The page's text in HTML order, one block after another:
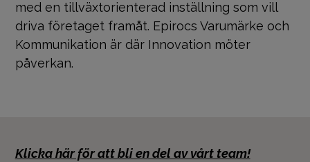
med en tillväxtorienterad inställning som vill
driva företaget framåt. Epirocs Varumärke och
Kommunikation är där Innovation möter
påverkan.
Klicka här för att bli en del av vårt team!